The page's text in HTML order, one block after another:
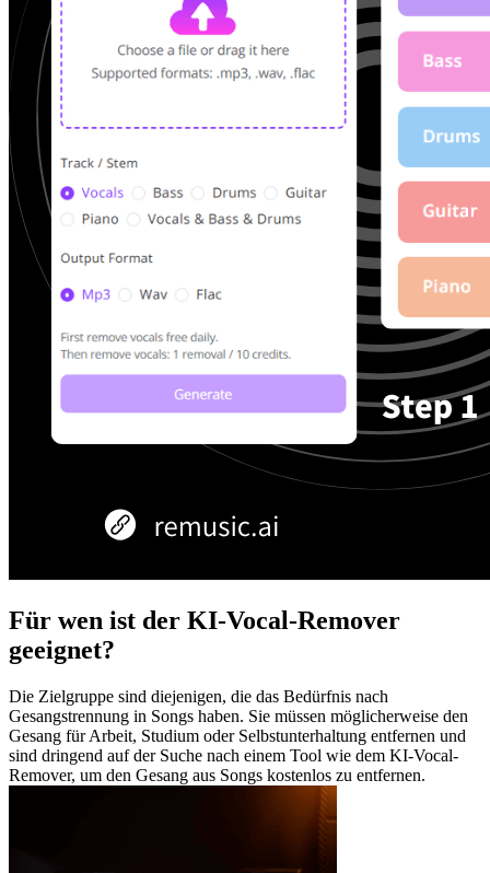
Für wen ist der KI-Vocal-Remover
geeignet?
Die Zielgruppe sind diejenigen, die das Bedürfnis nach
Gesangstrennung in Songs haben. Sie müssen möglicherweise den
Gesang für Arbeit, Studium oder Selbstunterhaltung entfernen und
sind dringend auf der Suche nach einem Tool wie dem KI-Vocal-
Remover, um den Gesang aus Songs kostenlos zu entfernen.